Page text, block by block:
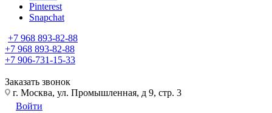
Pinterest
Snapchat
+7 968 893-82-88
+7 968 893-82-88
+7 906-731-15-33
Заказать звонок
г. Москва, ул. Промышленная, д 9, стр. 3
Войти